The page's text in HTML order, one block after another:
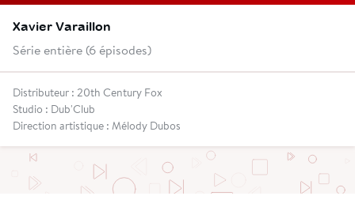
Xavier Varaillon
Série entière (6 épisodes)
Distributeur : 20th Century Fox
Studio : Dub'Club
Direction artistique : Mélody Dubos